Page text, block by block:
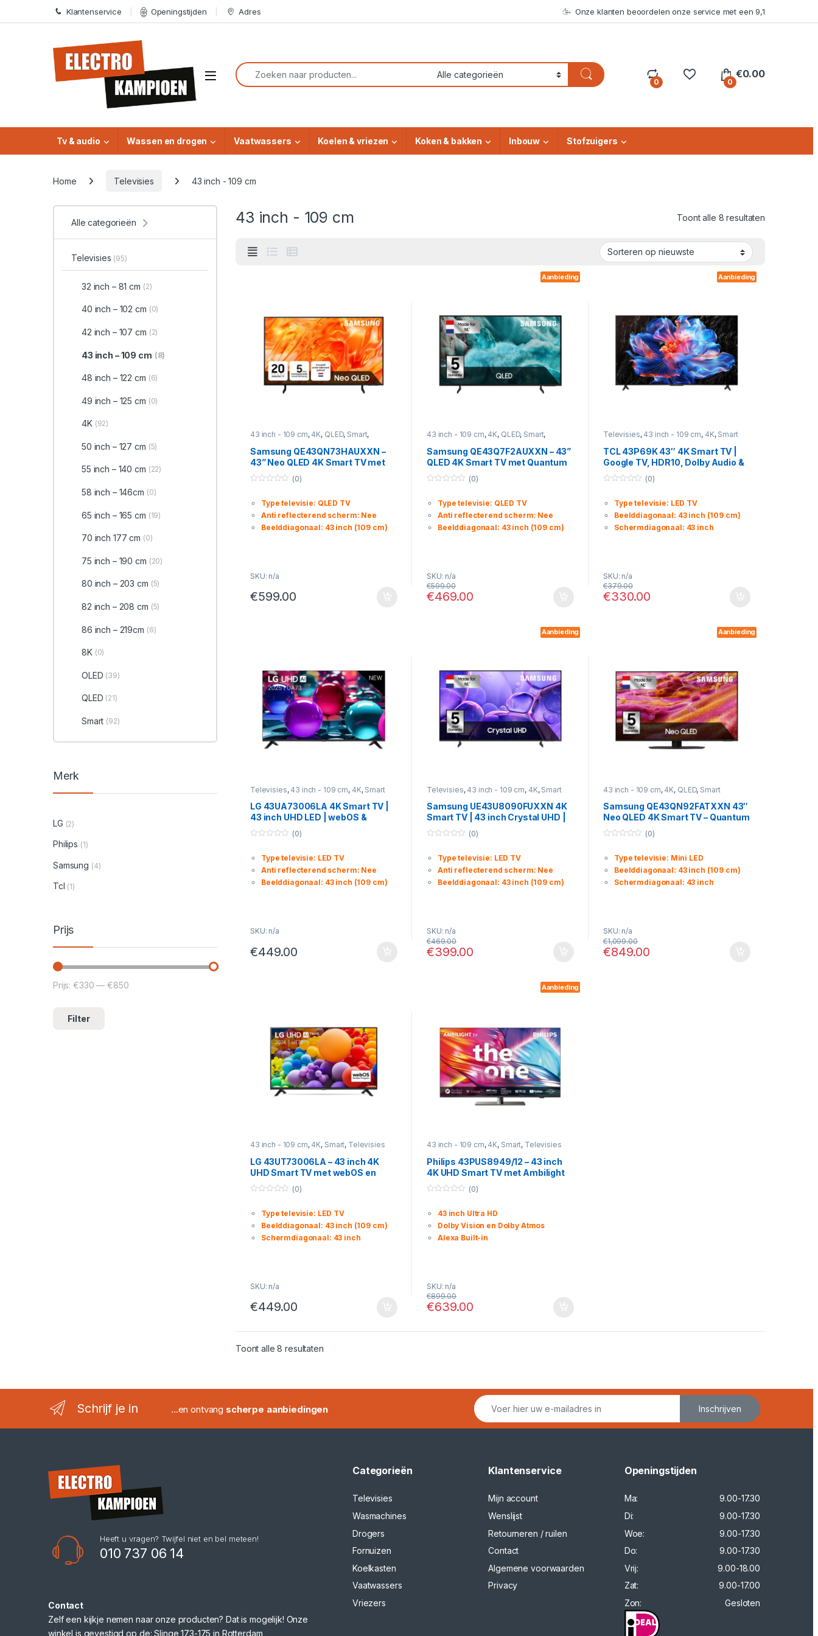
Skip to navigation
Skip to content Klantenservice Openingstijden Adres Onze klanten beoordelen onze service met een 9,1
Open
Search for:
0 0
€0.00
Tv & audio Wassen en drogen Vaatwassers Koelen & vriezen Koken & bakken Inbouw Stofzuigers
Home Televisies 43 inch - 109 cm
43 inch - 109 cm Toont alle 8 resultaten
43 inch - 109 cm, 4K, QLED, Smart,
Samsung QE43QN73HAUXXN –
43” Neo QLED 4K Smart TV met
Quantum Mini LED
u
o
f
(0)
Type televisie: QLED TV
Anti reflecterend scherm: Nee
Beelddiagonaal: 43 inch (109 cm)
SKU: n/a
€599.00
Aanbieding
43 inch - 109 cm, 4K, QLED, Smart,
Samsung QE43Q7F2AUXXN – 43”
QLED 4K Smart TV met Quantum
Dot & HDR10+
u
o
f
(0)
Type televisie: QLED TV
Anti reflecterend scherm: Nee
Beelddiagonaal: 43 inch (109 cm)
SKU: n/a
€469.00
€599.00
Aanbieding
Televisies, 43 inch - 109 cm, 4K, Smart
TCL 43P69K 43″ 4K Smart TV |
Google TV, HDR10, Dolby Audio &
Spraakbediening
u
o
f
(0)
Type televisie: LED TV
Beelddiagonaal: 43 inch (109 cm)
Schermdiagonaal: 43 inch
SKU: n/a
€330.00
€379.00
Televisies, 43 inch - 109 cm, 4K, Smart
LG 43UA73006LA 4K Smart TV |
43 inch UHD LED | webOS &
Spraakbesturing
u
o
f
(0)
Type televisie: LED TV
Anti reflecterend scherm: Nee
Beelddiagonaal: 43 inch (109 cm)
SKU: n/a
€449.00
Aanbieding
Televisies, 43 inch - 109 cm, 4K, Smart
Samsung UE43U8090FUXXN 4K
Smart TV | 43 inch Crystal UHD |
HDR10+ & AirSlim Design
u
o
f
(0)
Type televisie: LED TV
Anti reflecterend scherm: Nee
Beelddiagonaal: 43 inch (109 cm)
SKU: n/a
€399.00
€469.00
Aanbieding
43 inch - 109 cm, 4K, QLED, Smart
Samsung QE43QN92FATXXN 43″
Neo QLED 4K Smart TV – Quantum
HDR 2000, HDMI 2.1 & Tizen OS
u
o
f
(0)
Type televisie: Mini LED
Beelddiagonaal: 43 inch (109 cm)
Schermdiagonaal: 43 inch
SKU: n/a
€849.00
€1,099.00
43 inch - 109 cm, 4K, Smart, Televisies
LG 43UT73006LA – 43 inch 4K
UHD Smart TV met webOS en
HDR10 Pro
u
o
f
(0)
Type televisie: LED TV
Beelddiagonaal: 43 inch (109 cm)
Schermdiagonaal: 43 inch
SKU: n/a
€449.00
Aanbieding
43 inch - 109 cm, 4K, Smart, Televisies
Philips 43PUS8949/12 – 43 inch
4K UHD Smart TV met Ambilight
en Android TV
u
o
f
(0)
43 inch Ultra HD
Dolby Vision en Dolby Atmos
Alexa Built-in
SKU: n/a
€639.00
€899.00
Toont alle 8 resultatenGesorteerd op nieuwste
Alle categorieën
Televisies (95)
32 inch – 81 cm (2)
40 inch – 102 cm (0)
42 inch – 107 cm (2)
43 inch – 109 cm (8)
48 inch – 122 cm (6)
49 inch – 125 cm (0)
4K (92)
50 inch – 127 cm (5)
55 inch – 140 cm (22)
58 inch – 146cm (0)
65 inch – 165 cm (19)
70 inch 177 cm (0)
75 inch – 190 cm (20)
80 inch – 203 cm (5)
82 inch – 208 cm (5)
86 inch – 219cm (6)
8K (0)
OLED (39)
QLED (21)
Smart (92)
Merk
LG (2)
Philips (1)
Samsung (4)
Tcl (1)
Prijs
Min. prijs
Max. prijs
Filter
Prijs: €330 — €850
Schrijf je in ...en ontvang scherpe aanbiedingen Inschrijven
Heeft u vragen? Twijfel niet en bel meteen!
010 737 06 14
Contact
Zelf een kijkje nemen naar onze producten? Dat is mogelijk! Onze
winkel is gevestigd op de: Slinge 173-175 in Rotterdam
Categorieën
Televisies
Wasmachines
Drogers
Fornuizen
Koelkasten
Vaatwassers
Vriezers
Klantenservice
Mijn account
Wenslijst
Retourneren / ruilen
Contact
Algemene voorwaarden
Privacy
Openingstijden
Ma:
9.00-17.30
Di:
9.00-17.30
Woe:
9.00-17.30
Do:
9.00-17.30
Vrij:
9.00-18.00
Zat:
9.00-17.00
Zon:
Gesloten